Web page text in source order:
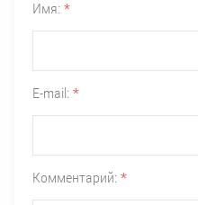
Имя: *
E-mail: *
Комментарий: *